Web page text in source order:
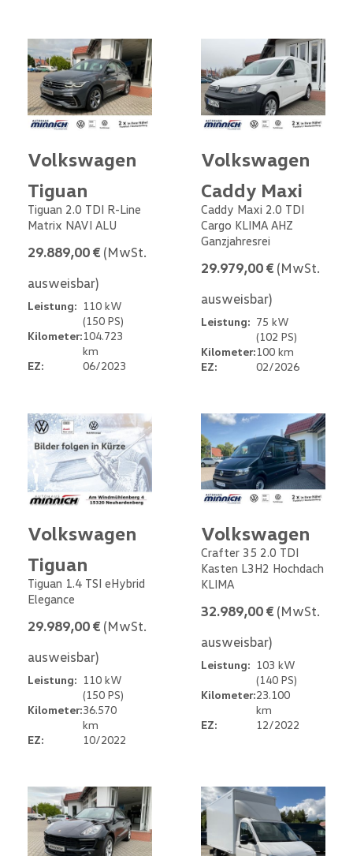
Volkswagen
Tiguan
Tiguan 2.0 TDI R-Line
Matrix NAVI ALU
29.889,00 € (MwSt.
ausweisbar)
Leistung: 110 kW
(150 PS)
Kilometer:104.723
km
EZ:
06/2023
Volkswagen
Caddy Maxi
Caddy Maxi 2.0 TDI
Cargo KLIMA AHZ
Ganzjahresrei
29.979,00 € (MwSt.
ausweisbar)
Leistung: 75 kW
(102 PS)
Kilometer:100 km
EZ:
02/2026
Volkswagen
Tiguan
Tiguan 1.4 TSI eHybrid
Elegance
29.989,00 € (MwSt.
ausweisbar)
Leistung: 110 kW
(150 PS)
Kilometer:36.570
km
EZ:
10/2022
Volkswagen
Crafter 35 2.0 TDI
Kasten L3H2 Hochdach
KLIMA
32.989,00 € (MwSt.
ausweisbar)
Leistung: 103 kW
(140 PS)
Kilometer:23.100
km
EZ:
12/2022